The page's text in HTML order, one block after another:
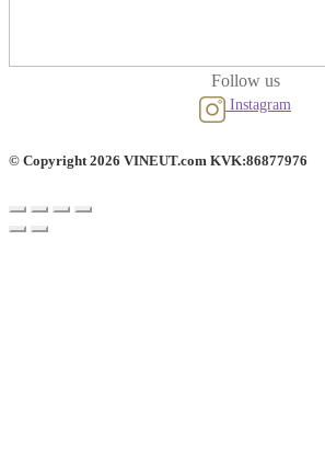
Follow us
Instagram
© Copyright 2026 VINEUT.com KVK:86877976